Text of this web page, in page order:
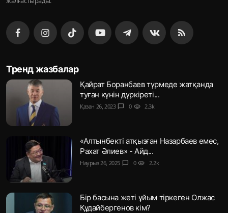
Тренд жазбалар
Қайрат Боранбаев түрмеде жатқанда
туған күнін дүркіреті...
Қазан 26, 2023 chat_bubble 0 visibility 2.3k
«Алтынбекті атқызған Назарбаев емес,
Рахат Әлиев» - Айд...
Наурыз 26, 2025 chat_bubble 0 visibility 2.2k
Бір басына жеті ұйым тіркеген Олжас
Құдайбергенов кім?